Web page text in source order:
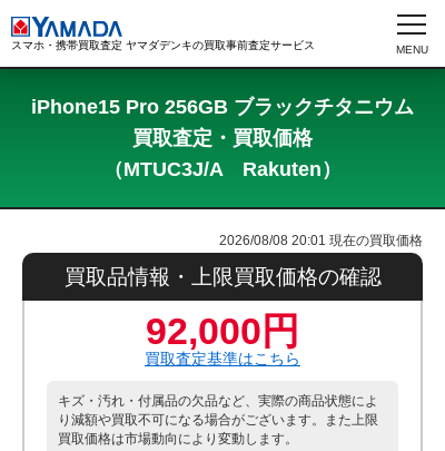
スマホ・携帯買取査定 ヤマダデンキの買取事前査定サービス
iPhone15 Pro 256GB ブラックチタニウム
買取査定・買取価格
（MTUC3J/A Rakuten）
2026/08/08 20:01 現在の買取価格
買取品情報・上限買取価格の確認
92,000円
買取査定基準はこちら
キズ・汚れ・付属品の欠品など、実際の商品状態によ
り減額や買取不可になる場合がございます。また上限
買取価格は市場動向により変動します。